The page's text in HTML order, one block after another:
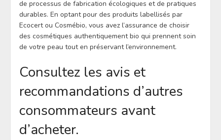
de processus de fabrication écologiques et de pratiques
durables. En optant pour des produits labellisés par
Ecocert ou Cosmébio, vous avez l’assurance de choisir
des cosmétiques authentiquement bio qui prennent soin
de votre peau tout en préservant l’environnement.
Consultez les avis et
recommandations d’autres
consommateurs avant
d’acheter.